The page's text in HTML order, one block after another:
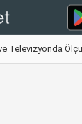
Televizyonda Ölçü